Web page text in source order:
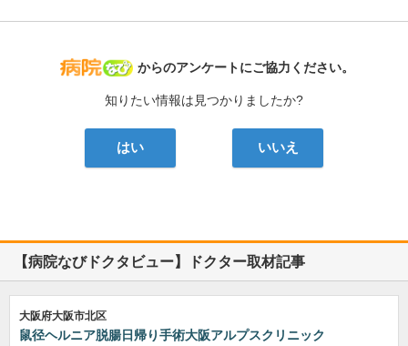
病院なび
からのアンケートにご協力ください。
知りたい情報は見つかりましたか?
はい いいえ
【病院なびドクタビュー】ドクター取材記事
大阪府大阪市北区
鼠径ヘルニア脱腸日帰り手術大阪アルプスクリニック